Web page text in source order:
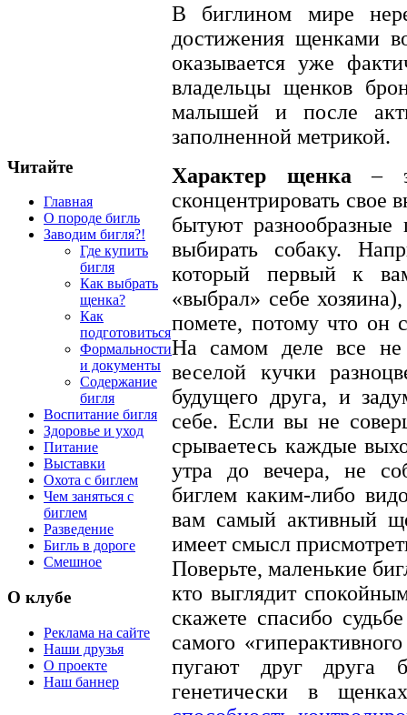
Читайте
Главная
О породе бигль
Заводим бигля?!
Где купить
бигля
Как выбрать
щенка?
Как
подготовиться
Формальности
и документы
Содержание
бигля
Воспитание бигля
Здоровье и уход
Питание
Выставки
Охота с биглем
Чем заняться с
биглем
Разведение
Бигль в дороге
Смешное
О клубе
Реклама на сайте
Наши друзья
О проекте
Наш баннер
В биглином мире
достижения щенками
оказывается уже
владельцы щенков
малышей и после
заполненной метрикой.
Характер щенка –
сконцентрировать свое
бытуют
выбирать собаку.
который первый к
«выбрал» себе
помете, потому что он
На самом деле все не
веселой кучки
будущего друга, и
себе. Если вы не
срываетесь каждые
утра до вечера, не
биглем каким-либо
вам самый активный
имеет смысл
Поверьте, маленькие
кто выглядит
скажете спасибо
самого
пугают друг друга
генетически в